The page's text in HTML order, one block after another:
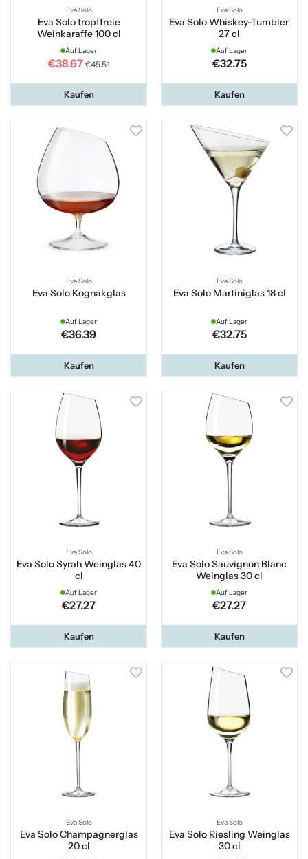
Eva Solo
Eva Solo tropffreie
Weinkaraffe 100 cl
Auf Lager
€38.67 €45.51
Kaufen
Eva Solo
Eva Solo Whiskey-Tumbler
27 cl
Auf Lager
€32.75
Kaufen
Eva Solo
Eva Solo Kognakglas
Auf Lager
€36.39
Kaufen
Eva Solo
Eva Solo Martiniglas 18 cl
Auf Lager
€32.75
Kaufen
Eva Solo
Eva Solo Syrah Weinglas 40
cl
Auf Lager
€27.27
Kaufen
Eva Solo
Eva Solo Sauvignon Blanc
Weinglas 30 cl
Auf Lager
€27.27
Kaufen
Eva Solo
Eva Solo Champagnerglas
20 cl
Eva Solo
Eva Solo Riesling Weinglas
30 cl